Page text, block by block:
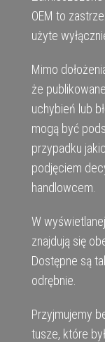
OEM to
użyte
Mimo
że
uchybień lub
mogą być
przypadku
podjęciem
handlowcem.
W
znajdują się
Dostępne są
odrębnie.
Przyjmujemy
tusze, które